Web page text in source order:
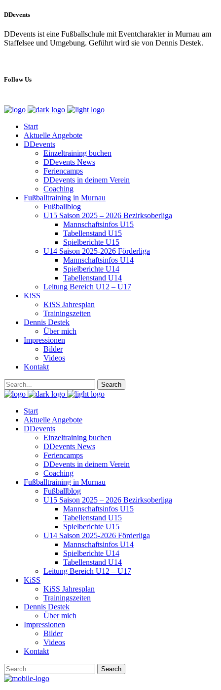
DDevents
DDevents ist eine Fußballschule mit Eventcharakter in Murnau am
Staffelsee und Umgebung. Geführt wird sie von Dennis Destek.
Follow Us
Start
Aktuelle Angebote
DDevents
Einzeltraining buchen
DDevents News
Feriencamps
DDevents in deinem Verein
Coaching
Fußballtraining in Murnau
Fußballblog
U15 Saison 2025 – 2026 Bezirksoberliga
Mannschaftsinfos U15
Tabellenstand U15
Spielberichte U15
U14 Saison 2025-2026 Förderliga
Mannschaftsinfos U14
Spielberichte U14
Tabellenstand U14
Leitung Bereich U12 – U17
KiSS
KiSS Jahresplan
Trainingszeiten
Dennis Destek
Über mich
Impressionen
Bilder
Videos
Kontakt
Start
Aktuelle Angebote
DDevents
Einzeltraining buchen
DDevents News
Feriencamps
DDevents in deinem Verein
Coaching
Fußballtraining in Murnau
Fußballblog
U15 Saison 2025 – 2026 Bezirksoberliga
Mannschaftsinfos U15
Tabellenstand U15
Spielberichte U15
U14 Saison 2025-2026 Förderliga
Mannschaftsinfos U14
Spielberichte U14
Tabellenstand U14
Leitung Bereich U12 – U17
KiSS
KiSS Jahresplan
Trainingszeiten
Dennis Destek
Über mich
Impressionen
Bilder
Videos
Kontakt